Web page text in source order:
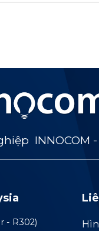
INNOCOM -
- R302)